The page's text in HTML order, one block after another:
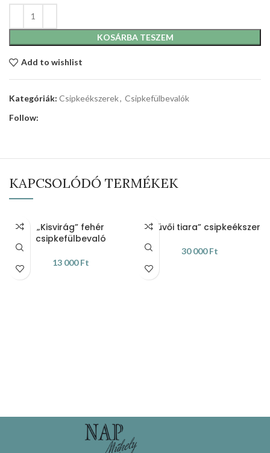
KOSÁRBA TESZEM
Add to wishlist
Kategóriák: Csipkeékszerek, Csipkefülbevalók
Follow:
KAPCSOLÓDÓ TERMÉKEK
„Kisvirág” fehér
csipkefülbevaló
13 000Ft
„Esküvői tiara” csipkeékszer
30 000Ft